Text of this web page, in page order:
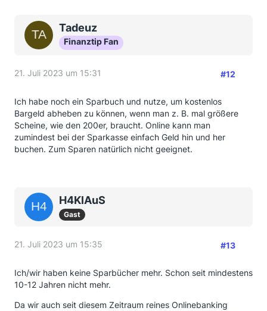
Tadeuz
Finanztip Fan
21. Juli 2023 um 15:31 #12
Ich habe noch ein Sparbuch und nutze, um kostenlos
Bargeld abheben zu können, wenn man z. B. mal größere
Scheine, wie den 200er, braucht. Online kann man
zumindest bei der Sparkasse einfach Geld hin und her
buchen. Zum Sparen natürlich nicht geeignet.
H4KlAuS
Gast
21. Juli 2023 um 15:35 #13
Ich/wir haben keine Sparbücher mehr. Schon seit mindestens
10-12 Jahren nicht mehr.
Da wir auch seit diesem Zeitraum reines Onlinebanking